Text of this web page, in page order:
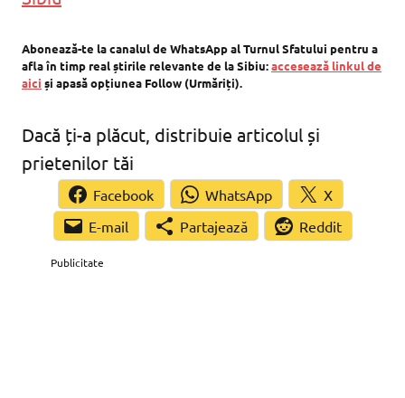
Abonează-te la canalul de WhatsApp al Turnul Sfatului pentru a
afla în timp real știrile relevante de la Sibiu:accesează linkul de
aici și apasă opțiunea Follow (Urmăriți).
Dacă ți-a plăcut, distribuie articolul și
prietenilor tăi
Facebook WhatsApp
X
Partajează
Reddit
Publicitate